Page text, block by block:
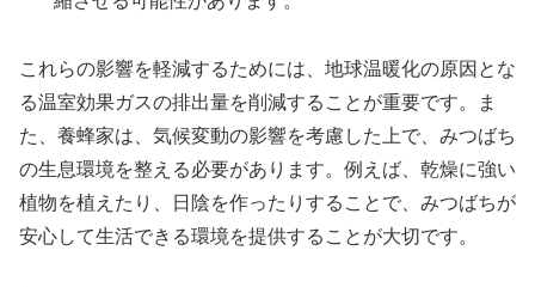
これらの影響を軽減するためには、地球温暖化の原因とな
る温室効果ガスの排出量を削減することが重要です。ま
た、養蜂家は、気候変動の影響を考慮した上で、みつばち
の生息環境を整える必要があります。例えば、乾燥に強い
植物を植えたり、日陰を作ったりすることで、みつばちが
安心して生活できる環境を提供することが大切です。